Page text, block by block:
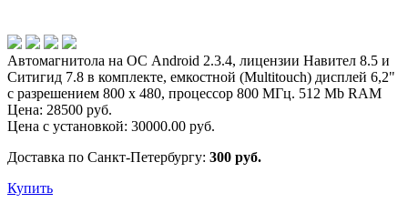
Автомагнитола на ОС Android 2.3.4, лицензии Навител 8.5 и
Ситигид 7.8 в комплекте, емкостной (Multitouch) дисплей 6,2"
c разрешением 800 x 480, процессор 800 МГц. 512 Mb RAM
Цена: 28500 руб.
Цена с установкой: 30000.00 руб.
Доставка по Санкт-Петербургу: 300 руб.
Купить